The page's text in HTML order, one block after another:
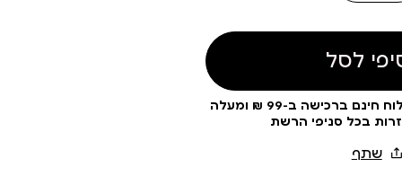
לסל
עלות משלוח 19 ₪ | משלוח חינם ברכישה ב-99 ₪ ומעלה
בכל סניפי הרשת